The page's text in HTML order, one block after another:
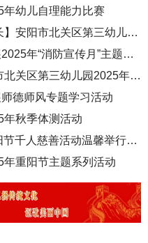
案错”不惜采取“多案生、多案
复议和申诉、执行监督等，另
”等平台向淳安县各领导、淳安
映，同时也递交了十余次的听
所问、答犹未答，各部门履于
正当诉求都在程序上空转，企
金被
起执行异议、信访复查、复核
不督查法院重新作出答复意
答复意见，且网上复核无法提
幼儿自理能力比赛
】安阳市北关区第三幼儿园
杀工作
年“消防宣传月”主题系
北关区第三幼儿园2025年立
德师风专题学习活动
年秋季体测活动
节千人慈善活动温馨举行，
重阳节主题系列活动